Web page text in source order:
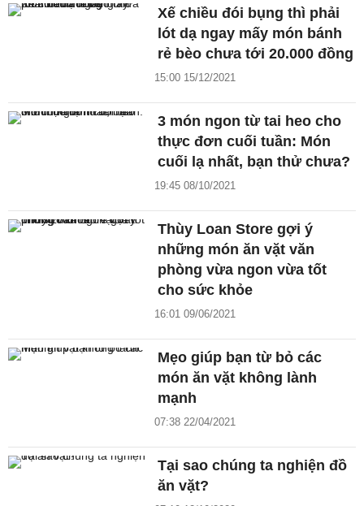
Xế chiều đói bụng thì phải
lót dạ ngay mấy món bánh
rẻ bèo chưa tới 20.000 đồng
15:00 15/12/2021
3 món ngon từ tai heo cho
thực đơn cuối tuần: Món
cuối lạ nhất, bạn thử chưa?
19:45 08/10/2021
Thùy Loan Store gợi ý
những món ăn vặt văn
phòng vừa ngon vừa tốt
cho sức khỏe
16:01 09/06/2021
Mẹo giúp bạn từ bỏ các
món ăn vặt không lành
mạnh
07:38 22/04/2021
Tại sao chúng ta nghiện đồ
ăn vặt?